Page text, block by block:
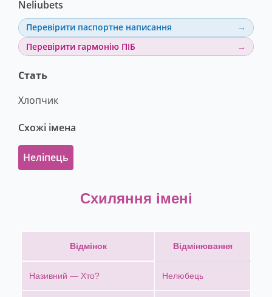
Neliubets
Перевірити паспортне написання
Перевірити гармонію ПІБ
Стать
Хлопчик
Схожі імена
Неліпець
Схиляння імені
Відмінок Відмінювання
Називний — Хто? Нелюбець